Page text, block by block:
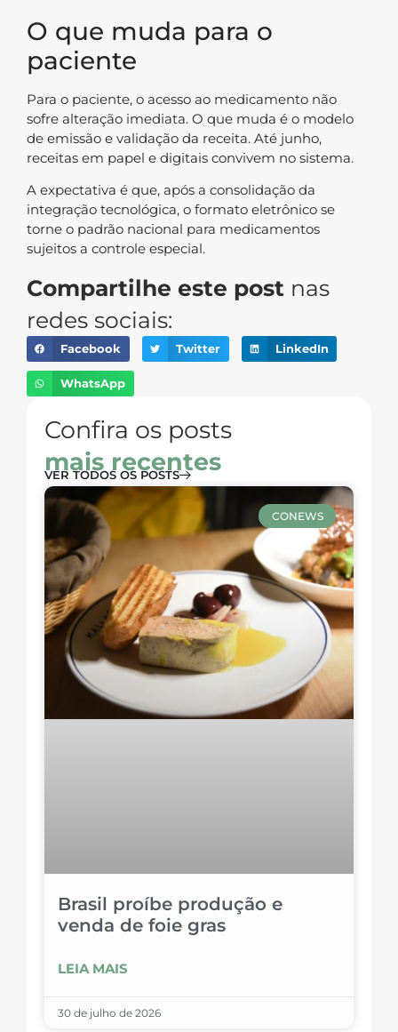
O que muda para o
paciente
Para o paciente, o acesso ao medicamento não
sofre alteração imediata. O que muda é o modelo
de emissão e validação da receita. Até junho,
receitas em papel e digitais convivem no sistema.
A expectativa é que, após a consolidação da
integração tecnológica, o formato eletrônico se
torne o padrão nacional para medicamentos
sujeitos a controle especial.
Compartilhe este post nas
redes sociais:
Facebook Twitter LinkedIn
WhatsApp
Confira os posts
mais recentes
VER TODOS OS POSTS
CONEWS
Brasil proíbe produção e
venda de foie gras
LEIA MAIS
30 de julho de 2026